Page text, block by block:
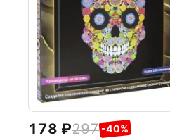
178 297 -40%